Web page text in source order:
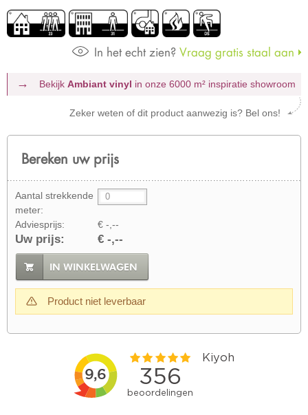
In het echt zien? Vraag gratis staal aan
Bekijk Ambiant vinyl in onze 6000 m² inspiratie showroom
Zeker weten of dit product aanwezig is? Bel ons!
Bereken uw prijs
Aantal strekkende
meter:
Adviesprijs:
€ -,--
Uw prijs: € -,--
IN WINKELWAGEN
Product niet leverbaar